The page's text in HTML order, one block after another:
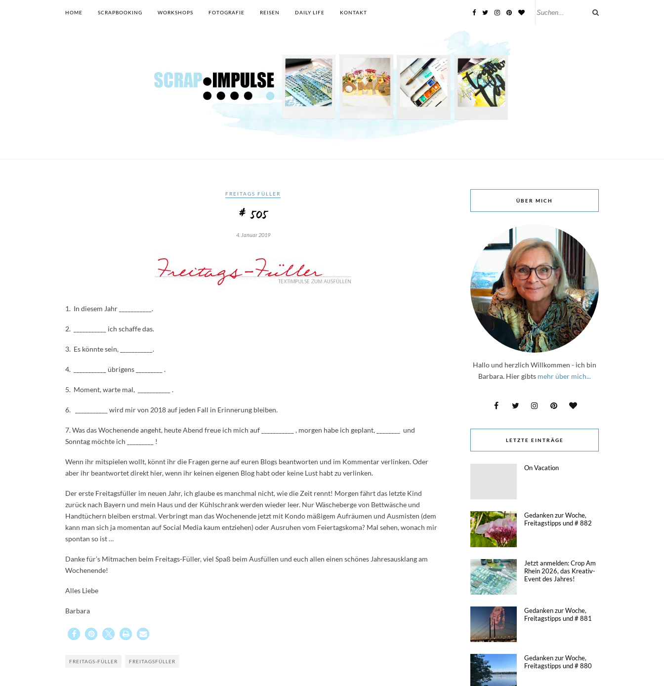
HOME SCRAPBOOKING WORKSHOPS FOTOGRAFIE REISEN DAILY LIFE KONTAKT
FREITAGS FÜLLER
# 505
4. Januar 2019
1. In diesem Jahr ___________.
2. ___________ ich schaffe das.
3. Es könnte sein, ___________.
4. ___________ übrigens _________ .
5. Moment, warte mal, ___________ .
6. ___________ wird mir von 2018 auf jeden Fall in Erinnerung bleiben.
7. Was das Wochenende angeht, heute Abend freue ich mich auf ___________ , morgen habe ich geplant, ________ und
Sonntag möchte ich _________ !
Wenn ihr mitspielen wollt, könnt ihr die Fragen gerne auf euren Blogs beantworten und im Kommentar verlinken. Oder
aber ihr beantwortet direkt hier, wenn ihr keinen eigenen Blog habt oder keine Lust habt zu verlinken.
Der erste Freitagsfüller im neuen Jahr, ich glaube es manchmal nicht, wie die Zeit rennt! Morgen fährt das letzte Kind
zurück nach Bayern und mein Haus und der Kühlschrank werden wieder leer. Nur Wäscheberge von Bettwäsche und
Handtüchern bleiben erstmal. Verbringt man das Wochenende jetzt mit Kondo mäßigem Aufräumen und Ausmisten (dem
kann man sich ja momentan auf Social Media kaum entziehen) oder Ausruhen vom Feiertagskoma? Mal sehen, wonach mir
spontan so ist …
Danke für’s Mitmachen beim Freitags-Füller, viel Spaß beim Ausfüllen und euch allen einen schönes Jahresausklang am
Wochenende!
Alles Liebe
Barbara
FREITAGS-FÜLLER FREITAGSFÜLLER
ÜBER MICH
Hallo und herzlich Willkommen - ich bin
Barbara. Hier gibts mehr über mich...
LETZTE EINTRÄGE
On Vacation
Gedanken zur Woche,
Freitagstipps und # 882
Jetzt anmelden: Crop Am
Rhein 2026, das Kreativ-
Event des Jahres!
Gedanken zur Woche,
Freitagstipps und # 881
Gedanken zur Woche,
Freitagstipps und # 880